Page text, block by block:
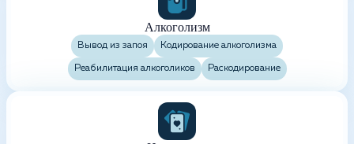
Алкоголизм
Вывод из запоя Кодирование алкоголизма
Реабилитация алкоголиков Раскодирование